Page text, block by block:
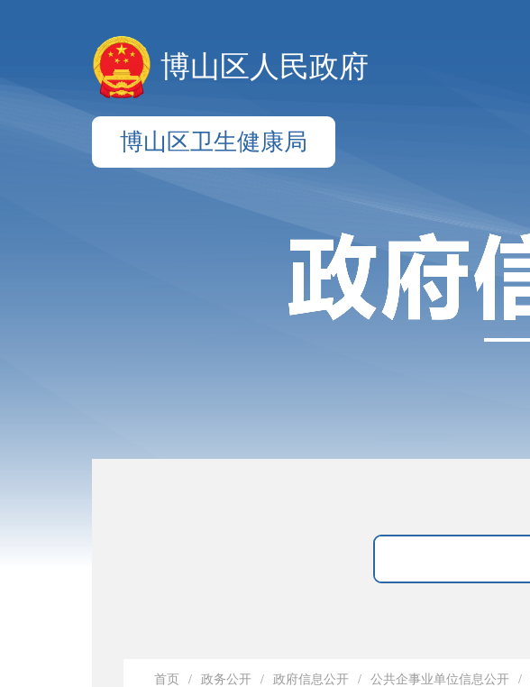
博山区人民政府
博山区卫生健康局
首页 / 政务公开 / 政府信息公开 / 公共企事业单位信息公开 /